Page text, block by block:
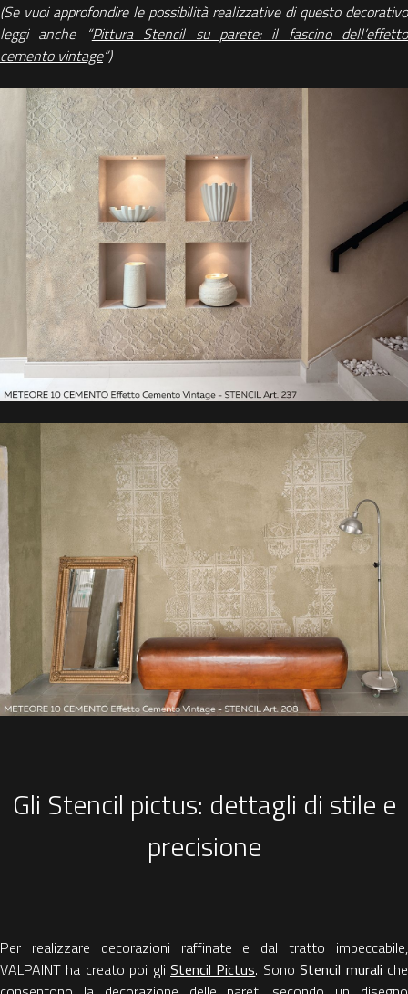
(Se vuoi approfondire le possibilità realizzative di questo decorativo
leggi anche “Pittura Stencil su parete: il fascino dell’effetto
cemento vintage”)
Gli Stencil pictus: dettagli di stile e
precisione
Per realizzare decorazioni raffinate e dal tratto impeccabile,
VALPAINT ha creato poi gli Stencil Pictus. SonoStencil murali che